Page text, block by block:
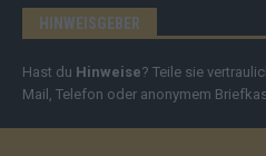
HINWEISGEBER
Hast du Hinweise? Teile sie
Mail, Telefon oder anonymem